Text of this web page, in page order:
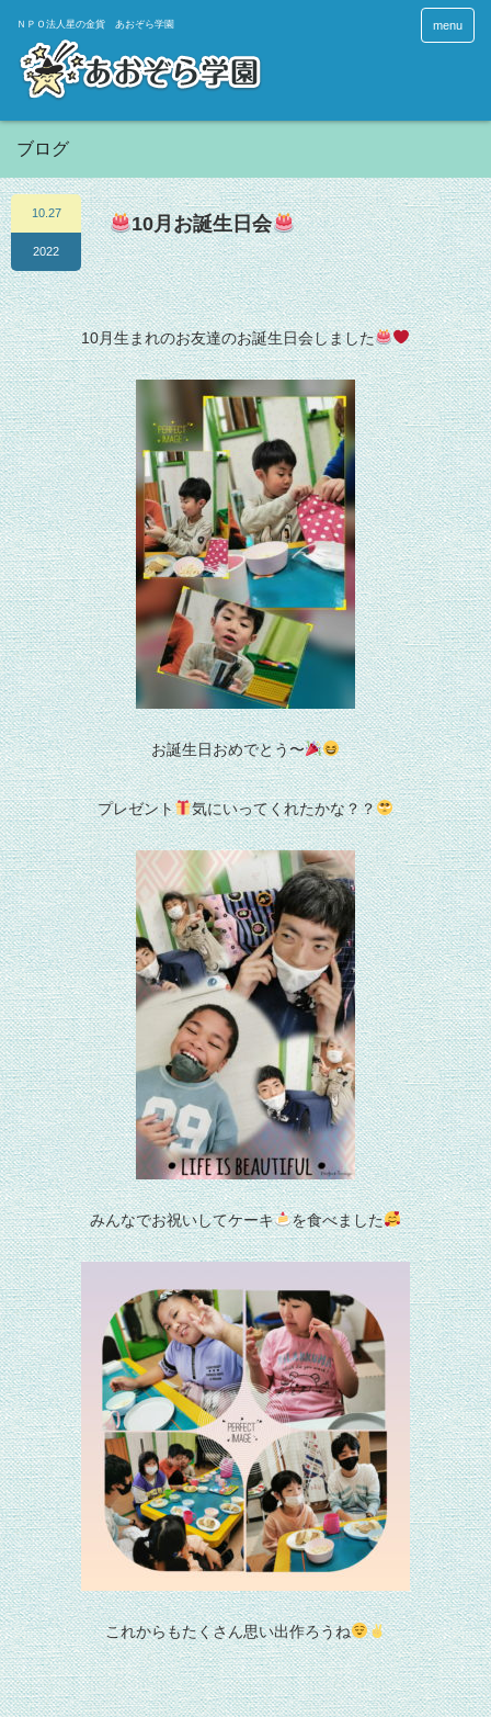
menu
ブログ
10.27
2022
10月お誕生日会
10月生まれのお友達のお誕生日会しました
お誕生日おめでとう〜
プレゼント 気にいってくれたかな？？
みんなでお祝いしてケーキ を食べました
これからもたくさん思い出作ろうね